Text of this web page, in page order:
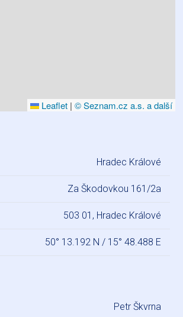
Leaflet | © Seznam.cz a.s. a další
Hradec Králové
Za Škodovkou 161/2a
503 01, Hradec Králové
50° 13.192 N / 15° 48.488 E
Petr Škvrna